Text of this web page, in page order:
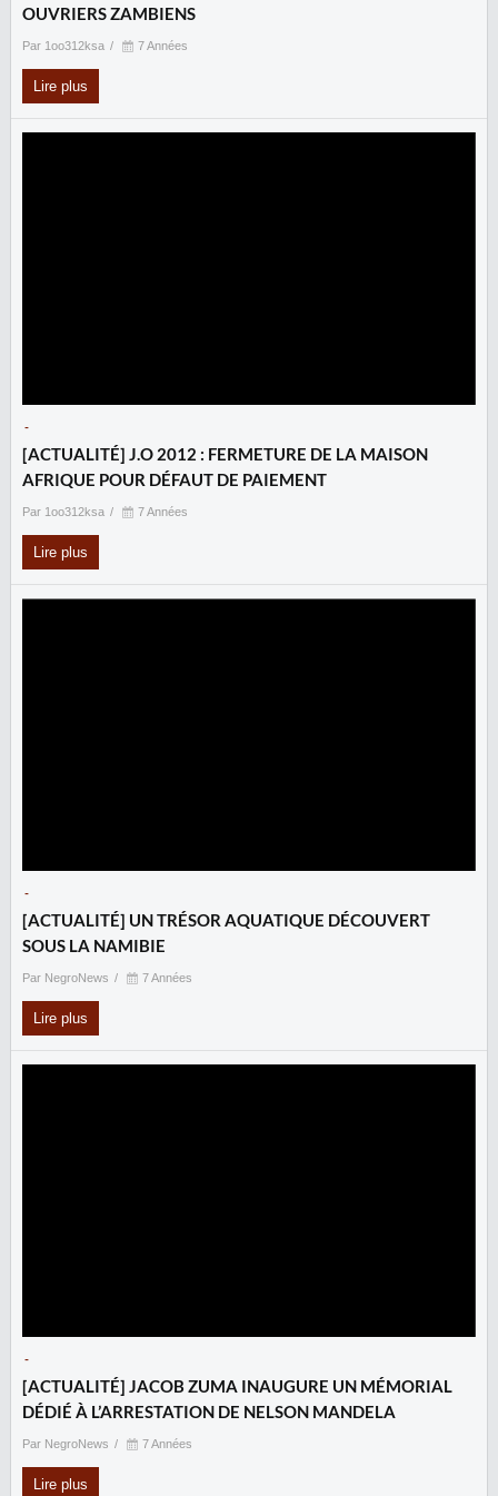
OUVRIERS ZAMBIENS
Par 1oo312ksa 7 Années
Lire plus
-
[ACTUALITÉ] J.O 2012 : FERMETURE DE LA MAISON
AFRIQUE POUR DÉFAUT DE PAIEMENT
Par 1oo312ksa 7 Années
Lire plus
-
‎[ACTUALITÉ] UN TRÉSOR AQUATIQUE DÉCOUVERT
SOUS LA NAMIBIE
Par NegroNews 7 Années
Lire plus
-
‎[ACTUALITÉ] JACOB ZUMA INAUGURE UN MÉMORIAL
DÉDIÉ À L’ARRESTATION DE NELSON MANDELA
Par NegroNews 7 Années
Lire plus